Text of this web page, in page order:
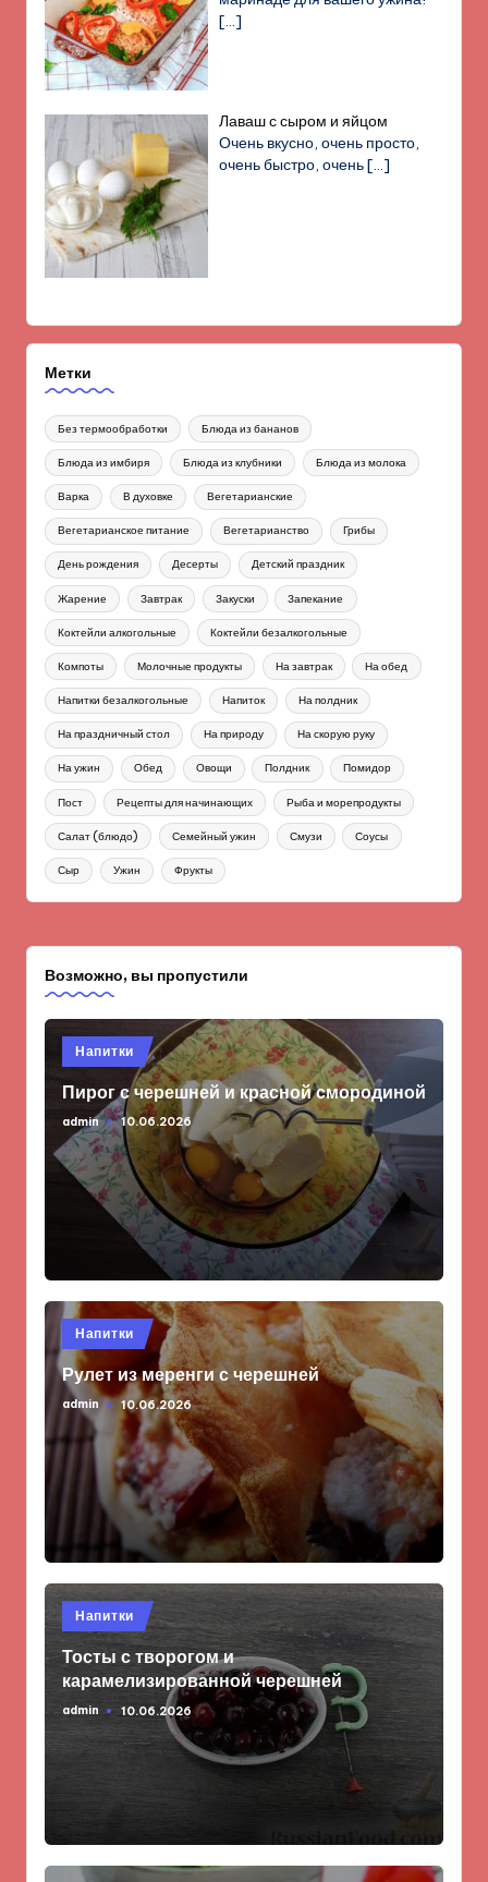
[…]
Лаваш с сыром и яйцом
Очень вкусно, очень просто,
очень быстро, очень[…]
Метки
Без термообработки Блюда из бананов
Блюда из имбиря Блюда из клубники Блюда из молока
Варка В духовке Вегетарианские
Вегетарианское питание Вегетарианство Грибы
День рождения Десерты Детский праздник
Жарение Завтрак Закуски Запекание
Коктейли алкогольные Коктейли безалкогольные
Компоты Молочные продукты На завтрак На обед
Напитки безалкогольные Напиток На полдник
На праздничный стол На природу На скорую руку
На ужин Обед Овощи Полдник Помидор
Пост Рецепты для начинающих Рыба и морепродукты
Салат (блюдо) Семейный ужин Смузи Соусы
Сыр Ужин Фрукты
Возможно, вы пропустили
Опубликовано
в
Напитки
Пирог с черешней и красной смородиной
Запись
от
admin 10.06.2026
Опубликовано
в
Напитки
Рулет из меренги с черешней
Запись
admin 10.06.2026
Опубликовано
в
Напитки
Тосты с творогом и
карамелизированной черешней
Запись
admin 10.06.2026